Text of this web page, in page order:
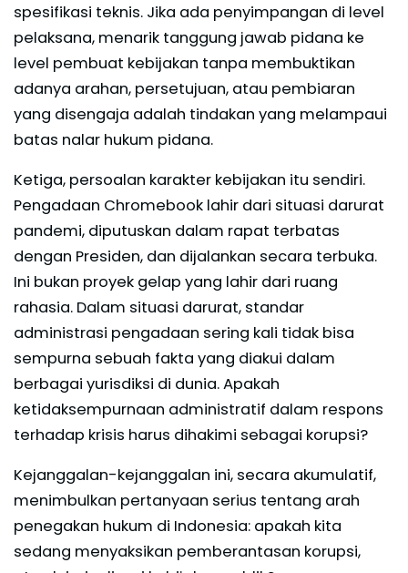
spesifikasi teknis. Jika ada penyimpangan di level
pelaksana, menarik tanggung jawab pidana ke
level pembuat kebijakan tanpa membuktikan
adanya arahan, persetujuan, atau pembiaran
yang disengaja adalah tindakan yang melampaui
batas nalar hukum pidana.
Ketiga, persoalan karakter kebijakan itu sendiri.
Pengadaan Chromebook lahir dari situasi darurat
pandemi, diputuskan dalam rapat terbatas
dengan Presiden, dan dijalankan secara terbuka.
Ini bukan proyek gelap yang lahir dari ruang
rahasia. Dalam situasi darurat, standar
administrasi pengadaan sering kali tidak bisa
sempurna sebuah fakta yang diakui dalam
berbagai yurisdiksi di dunia. Apakah
ketidaksempurnaan administratif dalam respons
terhadap krisis harus dihakimi sebagai korupsi?
Kejanggalan-kejanggalan ini, secara akumulatif,
menimbulkan pertanyaan serius tentang arah
penegakan hukum di Indonesia: apakah kita
sedang menyaksikan pemberantasan korupsi,